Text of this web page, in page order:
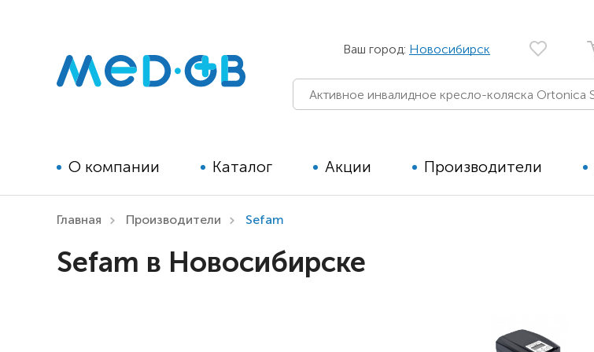
Ваш город: Новосибирск
О компании Каталог
реабилитации для детей
Детские вертикализаторы
Акции Производители
Главная Производители Sefam
Sefam в Новосибирске